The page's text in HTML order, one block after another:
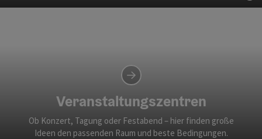
Veranstaltungszentren
Ob Konzert, Tagung oder Festabend – hier finden große
Ideen den passenden Raum und beste Bedingungen.